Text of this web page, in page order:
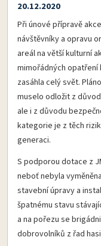
20.12.2020
Při únové přípravě
návštěvníky a opravu
areál na větší kulturní
mimořádných opatření
zasáhla celý svět.
muselo odložit z
ale i z důvodu
kategorie je z těch
generaci.
S podporou dotace z
neboť nebyla
stavební úpravy a
špatnému stavu
a na pořezu se
dobrovolníků z řad